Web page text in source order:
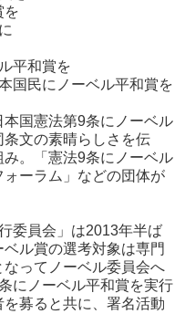
を
平和賞を
国民にノーベル平和賞を
本国憲法第9条にノーベル
文の素晴らしさを伝
。「憲法9条にノーベル
ーラム」などの団体が
委員会」は2013年半ば
ル賞の選考対象は専門
ってノーベル委員会へ
にノーベル平和賞を実行
募ると共に、署名活動